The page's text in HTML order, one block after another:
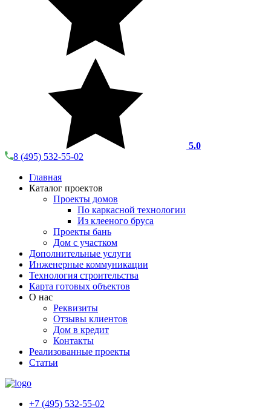
5.0
8 (495) 532-55-02
Главная
Каталог проектов
Проекты домов
По каркасной технологии
Из клееного бруса
Проекты бань
Дом с участком
Дополнительные услуги
Инженерные коммуникации
Технология строительства
Карта готовых объектов
О нас
Реквизиты
Отзывы клиентов
Дом в кредит
Контакты
Реализованные проекты
Статьи
+7 (495) 532-55-02